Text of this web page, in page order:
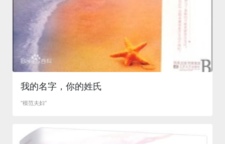
我的名字，你的姓氏
“模范夫妇”